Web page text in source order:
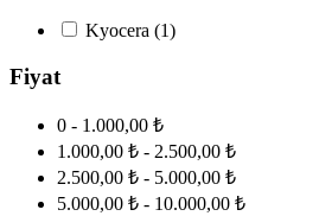
Kyocera (1)
Fiyat
0 - 1.000,00 ₺
1.000,00 ₺ - 2.500,00 ₺
2.500,00 ₺ - 5.000,00 ₺
5.000,00 ₺ - 10.000,00 ₺